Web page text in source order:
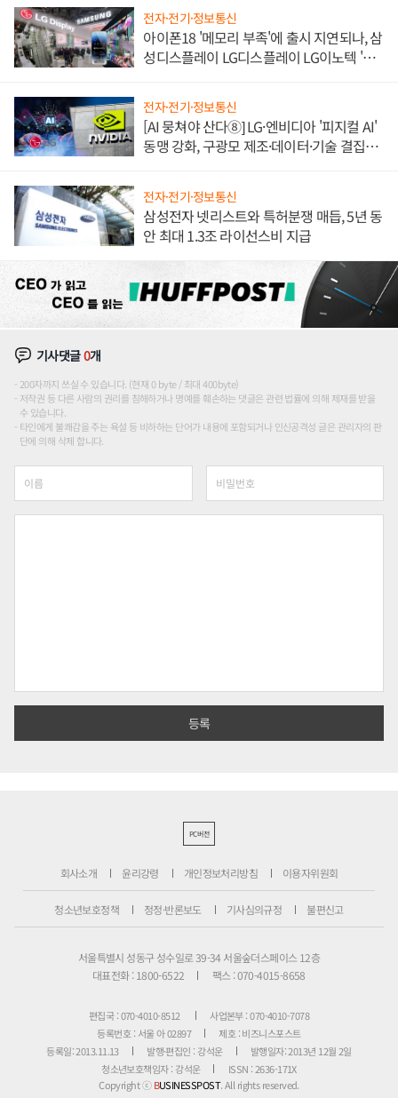
전자·전기·정보통신
아이폰18 '메모리 부족'에 출시 지연되나, 삼
성디스플레이 LG디스플레이 LG이노텍 '탈
전자·전기·정보통신
[AI 뭉쳐야 산다⑧] LG·엔비디아 '피지컬 AI'
동맹 강화, 구광모 제조·데이터·기술 결집
전자·전기·정보통신
삼성전자 넷리스트와 특허분쟁 매듭, 5년 동
안 최대 1.3조 라이선스비 지급
기사댓글0개
200자까지 쓰실 수 있습니다. (현재 0 byte / 최대 400byte)
저작권 등 다른 사람의 권리를 침해하거나 명예를 훼손하는 댓글은 관련 법률에 의해 제재를 받을
수 있습니다.
타인에게 불쾌감을 주는 욕설 등 비하하는 단어가 내용에 포함되거나 인신공격성 글은 관리자의 판
단에 의해 삭제 합니다.
PC버전
회사소개 윤리강령 개인정보처리방침 이용자위원회
청소년보호정책 정정·반론보도 기사심의규정 불편신고
서울특별시 성동구 성수일로 39-34 서울숲더스페이스 12층
대표전화 : 1800-6522
팩스 : 070-4015-8658
편집국 : 070-4010-8512
사업본부 : 070-4010-7078
등록번호 : 서울 아 02897
제호 : 비즈니스포스트
등록일: 2013.11.13
발행·편집인 : 강석운
발행일자: 2013년 12월 2일
청소년보호책임자 : 강석운
ISSN : 2636-171X
Copyright ⓒBUSINESSPOST. All rights reserved.